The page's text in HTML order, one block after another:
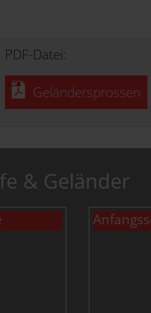
PDF-Datei:
Geländersprossen
& Geländer